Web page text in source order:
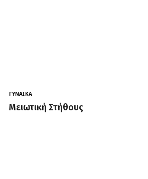
ΓΥΝΑΊΚΑ
Μειωτική Στήθους